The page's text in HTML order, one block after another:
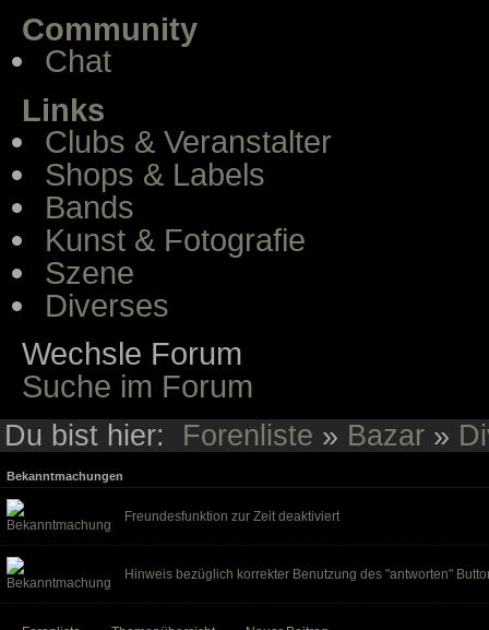
Community
Chat
Links
Clubs & Veranstalter
Shops & Labels
Bands
Kunst & Fotografie
Szene
Diverses
Wechsle Forum
Suche im Forum
Du bist hier: Forenliste » Bazar »
Bekanntmachungen
Freundesfunktion zur Zeit deaktiviert
Hinweis bezüglich korrekter Benutzung des "antworten"